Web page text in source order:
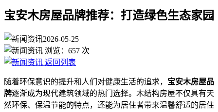
宝安木房屋品牌推荐：打造绿色生态家园
2026-05-25
浏览： 657 次
返回列表
随着环保意识的提升和人们对健康生活的追求， 宝安木房屋品
牌逐渐成为现代建筑领域的热门选择。木结构房屋不仅具有天
然环保、保温节能的特点，还能为居住者带来温馨舒适的居住